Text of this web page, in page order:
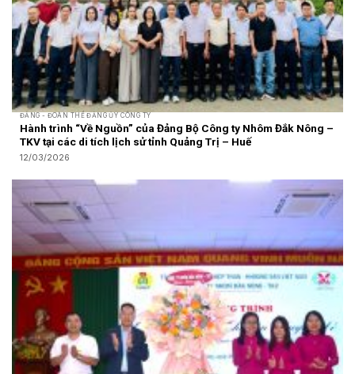
ĐẢNG - ĐOÀN THỂ ĐẢNG ỦY CÔNG TY
Hành trình “Về Nguồn” của Đảng Bộ Công ty Nhôm Đắk Nông –
TKV tại các di tích lịch sử tỉnh Quảng Trị – Huế
12/03/2026